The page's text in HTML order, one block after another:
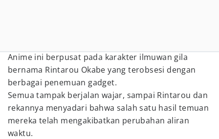
Anime ini berpusat pada karakter ilmuwan gila
bernama Rintarou Okabe yang terobsesi dengan
berbagai penemuan gadget.
Semua tampak berjalan wajar, sampai Rintarou dan
rekannya menyadari bahwa salah satu hasil temuan
mereka telah mengakibatkan perubahan aliran
waktu.